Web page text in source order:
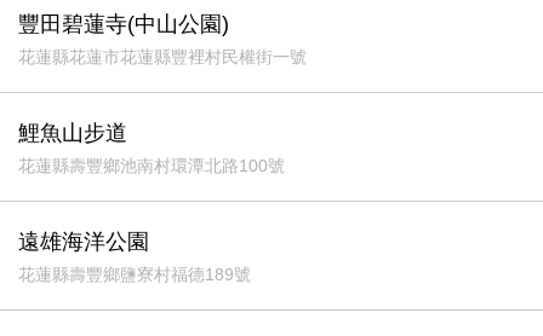
豐田碧蓮寺(中山公園)
花蓮縣花蓮市花蓮縣豐裡村民權街一號
鯉魚山步道
花蓮縣壽豐鄉池南村環潭北路100號
遠雄海洋公園
花蓮縣壽豐鄉鹽寮村福德189號